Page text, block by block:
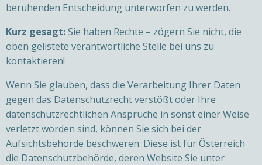
beruhenden Entscheidung unterworfen zu werden.
Kurz gesagt:Sie haben Rechte – zögern Sie nicht, die
oben gelistete verantwortliche Stelle bei uns zu
kontaktieren!
Wenn Sie glauben, dass die Verarbeitung Ihrer Daten
gegen das Datenschutzrecht verstößt oder Ihre
datenschutzrechtlichen Ansprüche in sonst einer Weise
verletzt worden sind, können Sie sich bei der
Aufsichtsbehörde beschweren. Diese ist für Österreich
die Datenschutzbehörde, deren Website Sie unter